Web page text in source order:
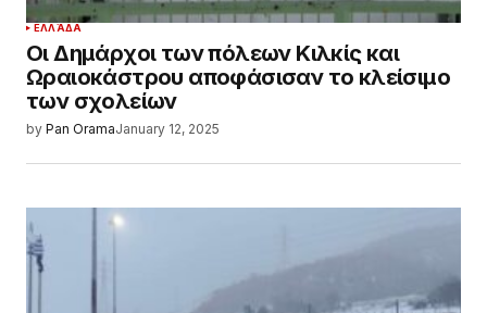
ΕΛΛΆΔΑ
Οι Δημάρχοι των πόλεων Κιλκίς και
Ωραιοκάστρου αποφάσισαν το κλείσιμο
των σχολείων
by Pan OramaJanuary 12, 2025